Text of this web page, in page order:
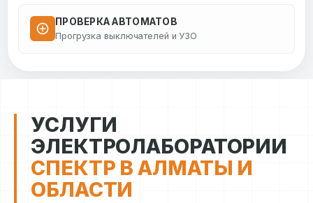
ПРОВЕРКА АВТОМАТОВ
Прогрузка выключателей и УЗО
УСЛУГИ
ЭЛЕКТРОЛАБОРАТОРИИ
СПЕКТР В АЛМАТЫ И
ОБЛАСТИ